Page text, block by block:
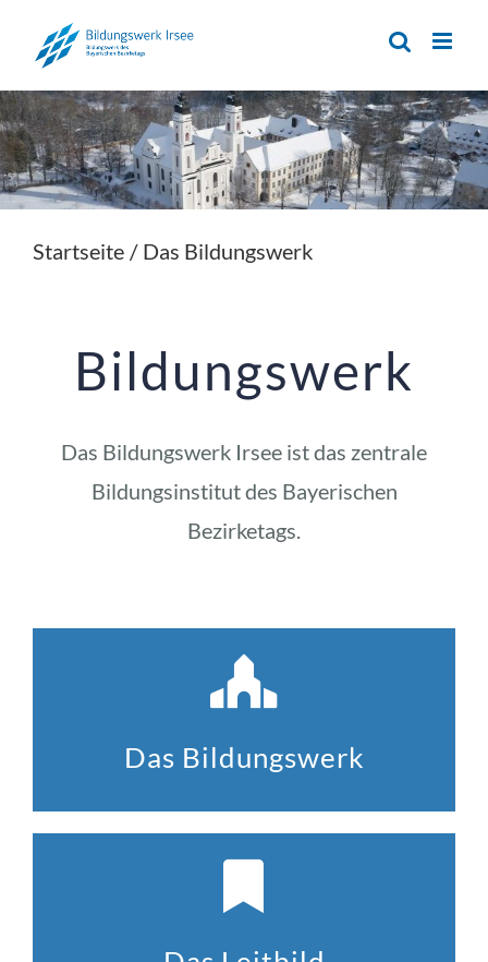
Inhalt
springen
Startseite / Das Bildungswerk
Bildungswerk
Das Bildungswerk Irsee ist das zentrale
Bildungsinstitut des Bayerischen
Bezirketags.
Das Bildungswerk